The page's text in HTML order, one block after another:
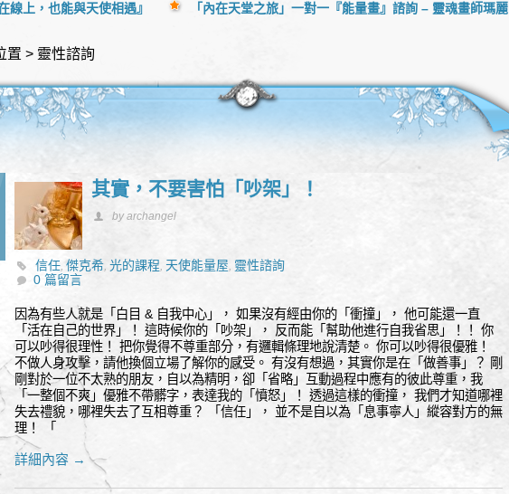
置 > 靈性諮詢
其實，不要害怕「吵架」！
by archangel
信任, 傑克希, 光的課程, 天使能量屋, 靈性諮詢
0 篇留言
因為有些人就是「白目 & 自我中心」， 如果沒有經由你的「衝撞」， 他可能還一直
「活在自己的世界」！ 這時候你的「吵架」， 反而能「幫助他進行自我省思」！！ 你
可以吵得很理性！ 把你覺得不尊重部分，有邏輯條理地說清楚。 你可以吵得很優雅！
不做人身攻擊，請他換個立場了解你的感受。 有沒有想過，其實你是在「做善事」？ 剛
剛對於一位不太熟的朋友，自以為精明，卻「省略」互動過程中應有的彼此尊重，我
「一整個不爽」優雅不帶髒字，表達我的「憤怒」！ 透過這樣的衝撞， 我們才知道哪裡
失去禮貌，哪裡失去了互相尊重？ 「信任」， 並不是自以為「息事寧人」縱容對方的無
理！ 「
詳細內容 →
在線上，也能與天使相遇』 「內在天堂之旅」一對一『能量畫』諮詢 – 靈魂畫師瑪麗